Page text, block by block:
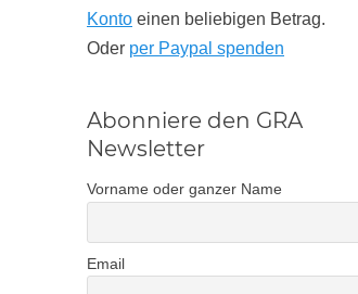
Konto einen beliebigen Betrag.
Oder per Paypal spenden
Abonniere den GRA
Newsletter
Vorname oder ganzer Name
Email